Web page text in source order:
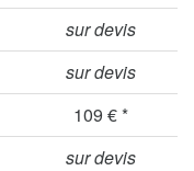
sur devis
sur devis
109 € *
sur devis